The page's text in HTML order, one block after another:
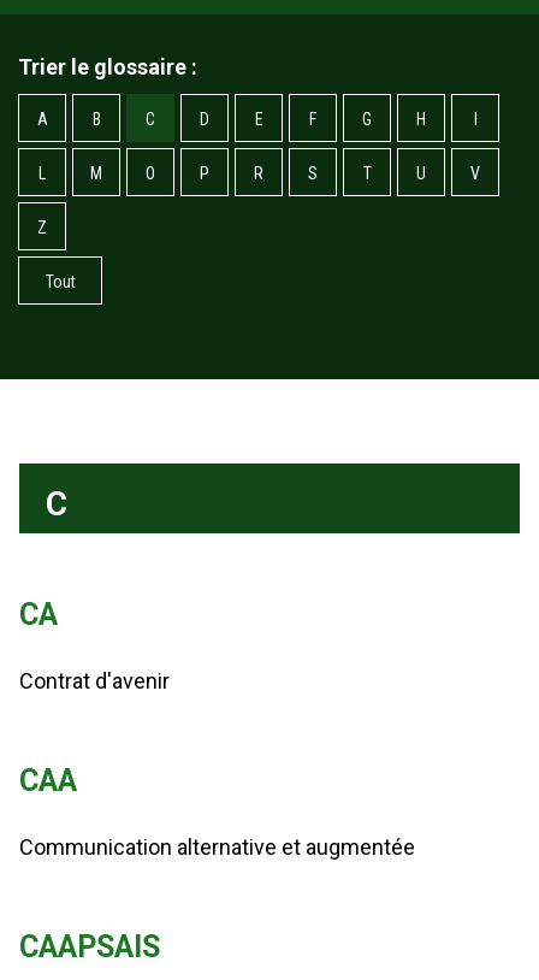
Trier le glossaire :
A B C D E F G H I
L M O P R S T U V
Z
Tout
C
CA
Contrat d'avenir
CAA
Communication alternative et augmentée
CAAPSAIS